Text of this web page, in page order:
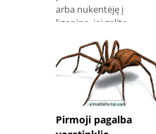
arba nukentėję į
ligoninę, jei galite
kraujavimas, pakelkite
nukentėjusį plotą virš
širdies lygio; Jei
įmanoma, uždėkite
plotas švariais
šluostėmis arba
steriliu kompresu;
Pirmoji pagalba